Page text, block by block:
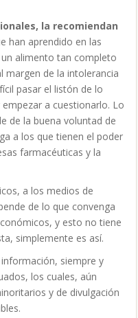
de lo que convenga
y esto no tiene
simplemente es así.
siempre y
los cuales, aún
y de divulgación
la leche…!
ha cambiado mucho en
(casi todos) a todos los
nos hemos alejado de
el único alimento
en estado natural.
con ese